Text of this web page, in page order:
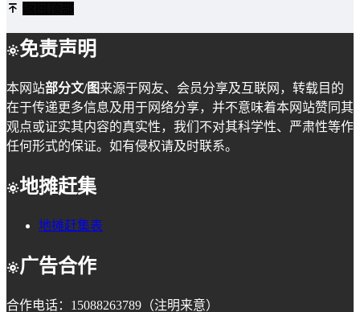
免责声明
本网站部分文/图来源于网友、会员分享及互联网，转载目的
在于传递更多信息及用于网络分享，并不意味着本网站赞同其
观点或证实其内容的真实性，我们不对其科学性、严肃性等作
任何形式的保证。如有侵权请及时联系。
地摊赶集
地摊赶集表
广告合作
合作电话：15088263789（注明来意）